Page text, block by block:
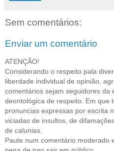
Sem comentários:
Enviar um comentário
ATENÇÃO!
Considerando o respeito pala
liberdade individual de opinião,
comentários sejam seguidores da
deontológica de respeito. Em que
pronuncias expressas por escrita
viciadas de insultos, de
de calunias.
Paute num comentário moderado